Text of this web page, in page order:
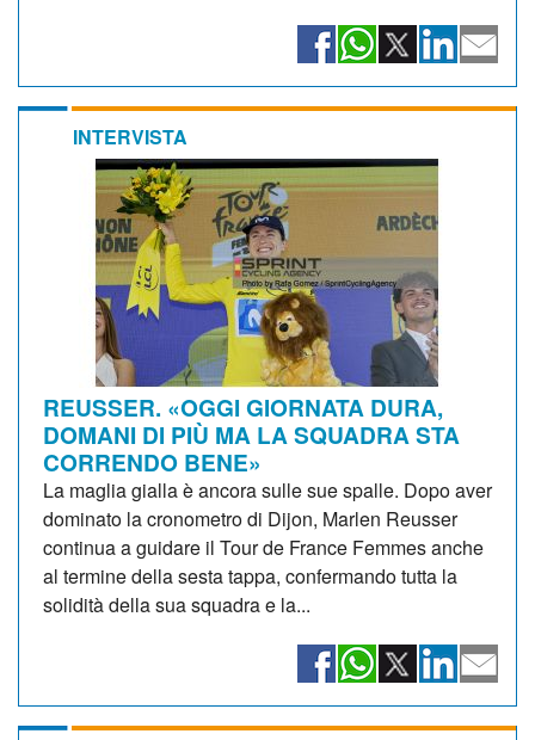
INTERVISTA
REUSSER. «OGGI GIORNATA DURA,
DOMANI DI PIÙ MA LA SQUADRA STA
CORRENDO BENE»
La maglia gialla è ancora sulle sue spalle. Dopo aver
dominato la cronometro di Dijon, Marlen Reusser
continua a guidare il Tour de France Femmes anche
al termine della sesta tappa, confermando tutta la
solidità della sua squadra e la...